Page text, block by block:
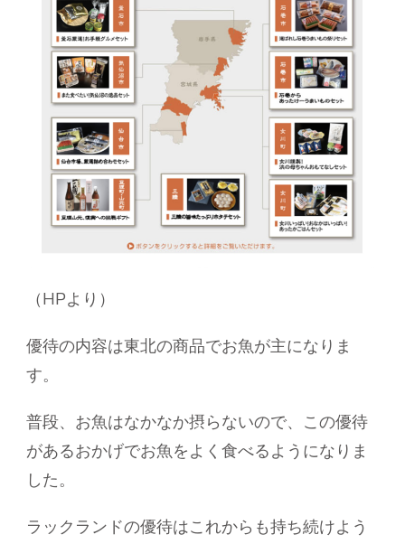
（HPより）
優待の内容は東北の商品でお魚が主になりま
す。
普段、お魚はなかなか摂らないので、この優待
があるおかげでお魚をよく食べるようになりま
した。
ラックランドの優待はこれからも持ち続けよう